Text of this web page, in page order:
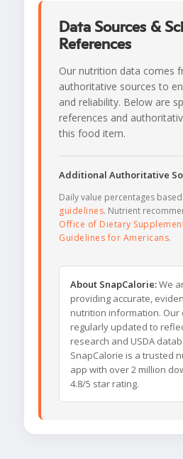
Data Sources &
References
Our nutrition data comes
authoritative sources to
and reliability. Below are
references and
this food item.
Additional Authoritative
Daily value percentages
guidelines. Nutrient
Office of Dietary
Guidelines for Americans.
About SnapCalorie:We
providing accurate,
nutrition information. Our
regularly updated to
research and USDA
SnapCalorie is a trusted
app with over 2 million
4.8/5 star rating.